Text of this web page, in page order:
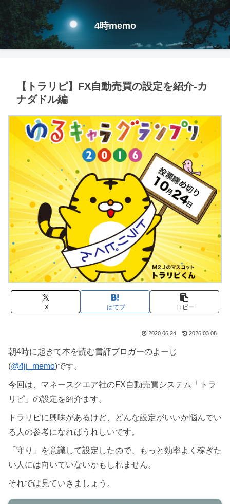
4時memo
【トラリピ】FX自動売買の設定を紹介-カ
ナダドル編
X はてブ コピー
2020.06.24 2026.03.08
朝4時に起きて本を読む書評ブロガーのよーじ
(@4ji_memo)です。
今回は、マネースクエア社のFX自動売買システム「トラ
リピ」の設定を紹介ます。
トラリピに興味があるけど、どんな設定がいいか悩んでい
る人の参考になればうれしいです。
「守り」を意識して設定したので、もっと効率よく稼ぎた
い人には向いていないかもしれません。
それでは見ていきましょう。